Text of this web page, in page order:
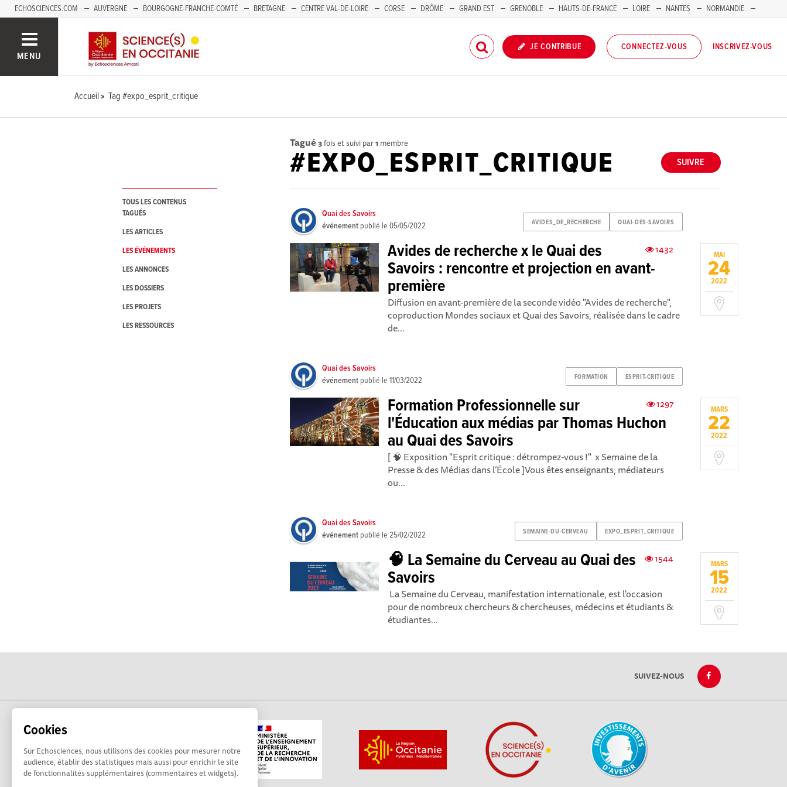
Cookies
Sur Echosciences, nous utilisons des cookies pour mesurer notre
audience, établir des statistiques mais aussi pour enrichir le site
de fonctionnalités supplémentaires (commentaires et widgets).
ECHOSCIENCES.COM AUVERGNE BOURGOGNE-FRANCHE-COMTÉ BRETAGNE CENTRE VAL-DE-LOIRE CORSE DRÔME GRAND EST GRENOBLE HAUTS-DE-FRANCE LOIRE NANTES
NORMANDIE
MENU
JE CONTRIBUE CONNECTEZ-VOUS INSCRIVEZ-VOUS
Accueil Tag #expo_esprit_critique
TOUS LES CONTENUS
TAGUÉS
LES ARTICLES
LES ÉVÉNEMENTS
LES ANNONCES
LES DOSSIERS
LES PROJETS
LES RESSOURCES
Tagué 3fois et suivi par1 membre
SUIVRE
#EXPO_ESPRIT_CRITIQUE
AVIDES_DE_RECHERCHE QUAI-DES-SAVOIRS
Quai des Savoirs
événement publié le05/05/2022
MAI
24
2022
1432
Avides de recherche x le Quai des
Savoirs : rencontre et projection en avant-
première
Diffusion en avant-première de la seconde vidéo "Avides de recherche",
coproduction Mondes sociaux et Quai des Savoirs , réalisée dans le cadre
de...
FORMATION ESPRIT-CRITIQUE
Quai des Savoirs
événement publié le11/03/2022
MARS
22
2022
1297
Formation Professionnelle sur
l'Éducation aux médias par Thomas Huchon
au Quai des Savoirs
[ 🧠 Exposition "Esprit critique : détrompez-vous !" x Semaine de la
Presse & des Médias dans l’École ]Vous êtes enseignants, médiateurs
ou...
SEMAINE-DU-CERVEAU EXPO_ESPRIT_CRITIQUE
Quai des Savoirs
événement publié le25/02/2022
MARS
15
2022
1544
🧠 La Semaine du Cerveau au Quai des
Savoirs
La Semaine du Cerveau, manifestation internationale, est l'occasion
pour de nombreux chercheurs & chercheuses, médecins et étudiants &
étudiantes...
SUIVEZ-NOUS